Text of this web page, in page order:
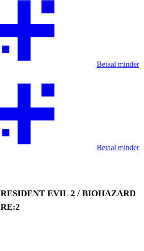
Betaal minder
Betaal minder
RESIDENT EVIL 2 / BIOHAZARD
RE:2